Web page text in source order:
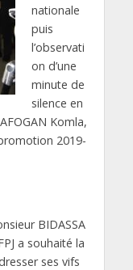
nationale
puis
l’observati
on d’une
minute de
silence en
Komla,
2019-
BIDASSA
a souhaité la
ses vifs